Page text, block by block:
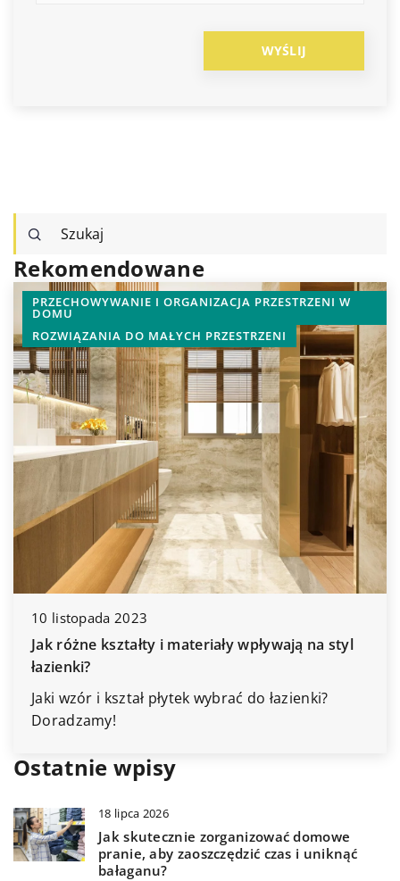
Rekomendowane
W
na styl
PRZECHOWYWANIE I ORGANIZACJA
ROZWIĄZANIA DO MAŁYCH PRZESTRZENI
8 marca 2024
Jak zorganizować przestrzeń za
szaf?
Odkryj praktyczne porady i strategie
małych szaf. Wykorzystaj każdy
w domu, mieszkania czy biura.
Ostatnie wpisy
18 lipca 2026
Jak skutecznie zorganizować domowe
pranie, aby zaoszczędzić czas i uniknąć
bałaganu?